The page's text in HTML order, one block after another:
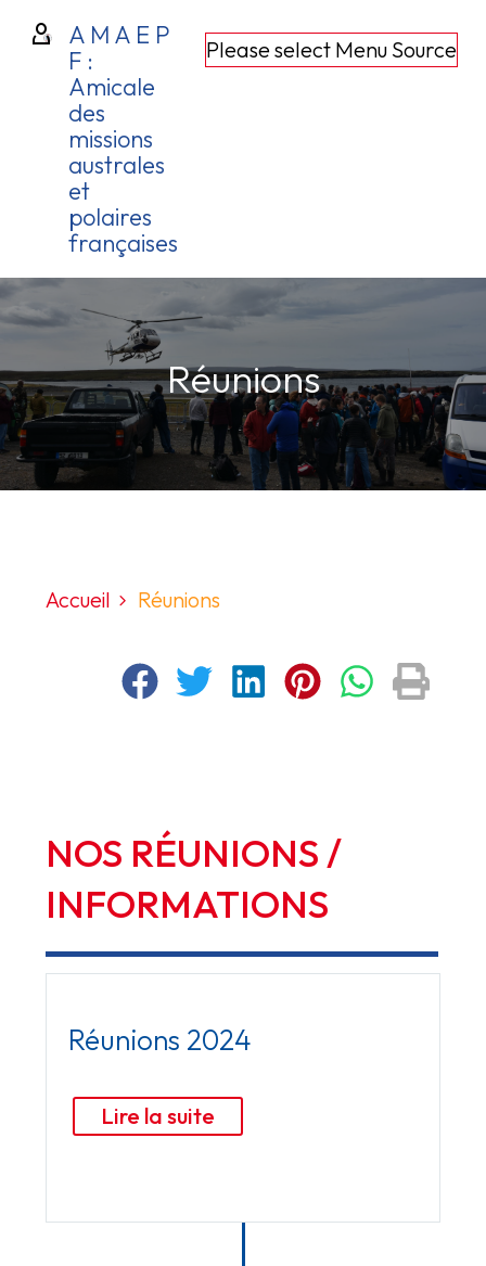
Please select Menu Source
A M A E P
F :
Amicale
des
missions
australes
et
polaires
françaises
Réunions
Accueil Réunions
NOS RÉUNIONS/
INFORMATIONS
Réunions 2024
Lire la suite